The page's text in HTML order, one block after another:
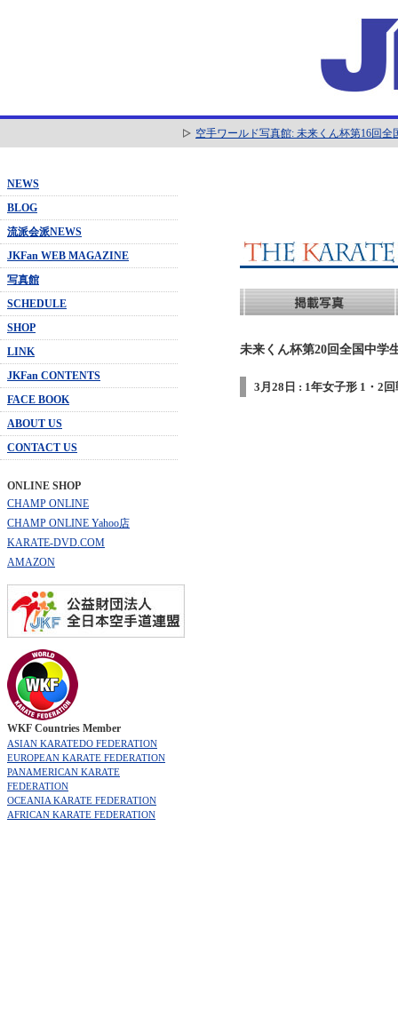
空手ワールド写真館: 未来くん杯第16回
NEWS
BLOG
流派会派NEWS
JKFan WEB MAGAZINE
写真館
SCHEDULE
SHOP
LINK
JKFan CONTENTS
FACE BOOK
ABOUT US
CONTACT US
ONLINE SHOP
CHAMP ONLINE
CHAMP ONLINE Yahoo店
KARATE-DVD.COM
AMAZON
WKF Countries Member
ASIAN KARATEDO FEDERATION
EUROPEAN KARATE FEDERATION
PANAMERICAN KARATE
FEDERATION
OCEANIA KARATE FEDERATION
AFRICAN KARATE FEDERATION
未来くん杯第20回全国中学
3月28日 : 1年女子形 1・2